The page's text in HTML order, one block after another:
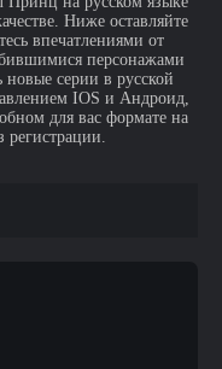
Ниже оставляйте
впечатлениями от
персонажами
новые серии в русской
IOS и Андроид,
для вас формате на
регистрации.